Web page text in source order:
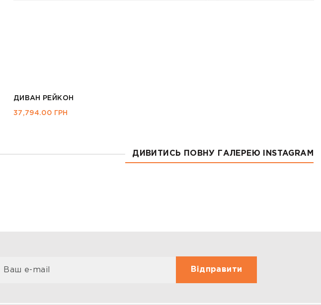
ДИВАН ЛУНА WOOD
19,896.00ГРН
ДИВИТИСЬ ПОВНУ ГАЛЕРЕЮ INSTAGRAM